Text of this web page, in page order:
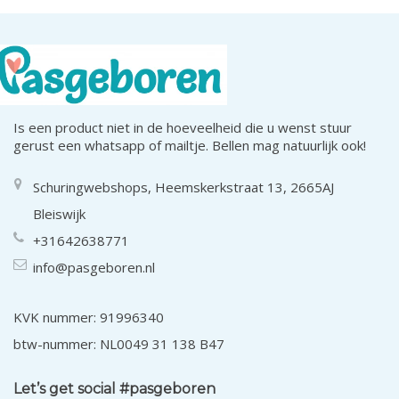
Is een product niet in de hoeveelheid die u wenst stuur
gerust een whatsapp of mailtje. Bellen mag natuurlijk ook!
Schuringwebshops, Heemskerkstraat 13, 2665AJ
Bleiswijk
+31642638771
info@pasgeboren.nl
KVK nummer: 91996340
btw-nummer: NL0049 31 138 B47
Let’s get social #pasgeboren